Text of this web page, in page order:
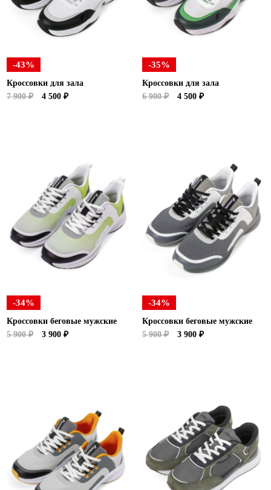
Ханты-Мансийский автономный округ (3)
Челябинская область (2)
Ярославская область (1)
-43%
Кроссовки для зала
7 900 ₽
4 500 ₽
-35%
Кроссовки для зала
6 900 ₽
4 500 ₽
-34%
Кроссовки беговые мужские
5 900 ₽
3 900 ₽
-34%
Кроссовки беговые мужские
5 900 ₽
3 900 ₽